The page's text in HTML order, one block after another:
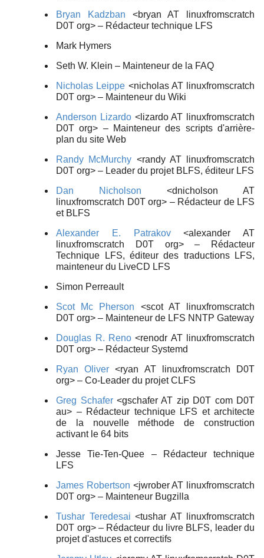
Bryan Kadzban <bryan AT linuxfromscratch
D0T org> – Rédacteur technique LFS
Mark Hymers
Seth W. Klein – Mainteneur de la FAQ
Nicholas Leippe <nicholas AT linuxfromscratch
D0T org> – Mainteneur du Wiki
Anderson Lizardo<lizardo AT linuxfromscratch
D0T org> – Mainteneur des scripts d'arrière-
plan du site Web
Randy McMurchy <randy AT linuxfromscratch
D0T org> – Leader du projet BLFS, éditeur LFS
Dan Nicholson <dnicholson AT
linuxfromscratch D0T org> – Rédacteur de LFS
et BLFS
Alexander E. Patrakov<alexander AT
linuxfromscratch D0T org> – Rédacteur
Technique LFS, éditeur des traductions LFS,
mainteneur du LiveCD LFS
Simon Perreault
Scot Mc Pherson <scot AT linuxfromscratch
D0T org> – Mainteneur de LFS NNTP Gateway
Douglas R. Reno<renodr AT linuxfromscratch
D0T org> – Rédacteur Systemd
Ryan Oliver <ryan AT linuxfromscratch D0T
org> – Co-Leader du projet CLFS
Greg Schafer<gschafer AT zip D0T com D0T
au> – Rédacteur technique LFS et architecte
de la nouvelle méthode de construction
activant le 64 bits
Jesse Tie-Ten-Quee – Rédacteur technique
LFS
James Robertson <jwrober AT linuxfromscratch
D0T org> – Mainteneur Bugzilla
Tushar Teredesai <tushar AT linuxfromscratch
D0T org> – Rédacteur du livre BLFS, leader du
projet d'astuces et correctifs